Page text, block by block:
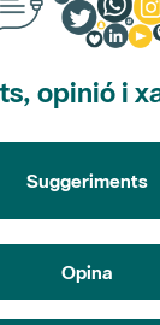
opinió i
Suggeriments
Opina